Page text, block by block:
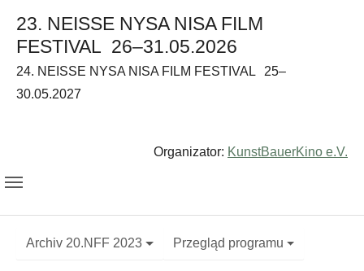
23. NEISSE NYSA NISA FILM
FESTIVAL 26–31.05.2026
24. NEISSE NYSA NISA FILM FESTIVAL
25–
30.05.2027
Organizator: KunstBauerKino e.V.
Archiv 20.NFF 2023 Przegląd programu